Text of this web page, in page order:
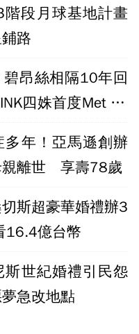
階段月球基地計畫
路
昂絲相隔10年回
四姝首度Met Ga
多年！亞馬遜創辦
親離世 享壽78歲
斯超豪華婚禮辦3
16.4億台幣
斯世紀婚禮引民怨
急改地點